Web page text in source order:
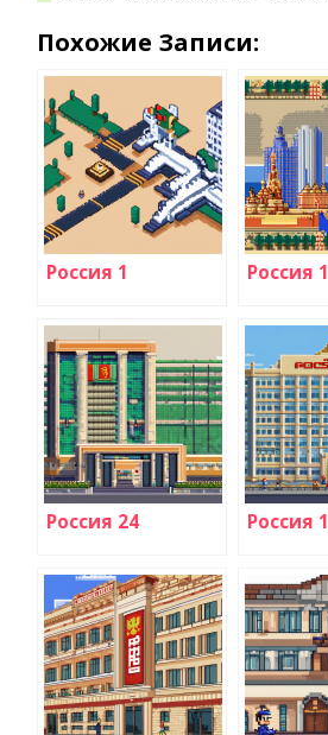
Похожие Записи:
Россия 1 Россия 1
Россия 24 Россия 1